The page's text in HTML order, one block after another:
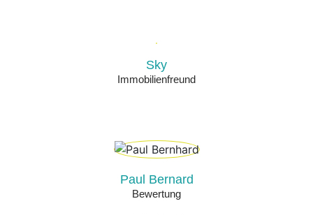
Sky
Immobilienfreund
Paul Bernard
Bewertung